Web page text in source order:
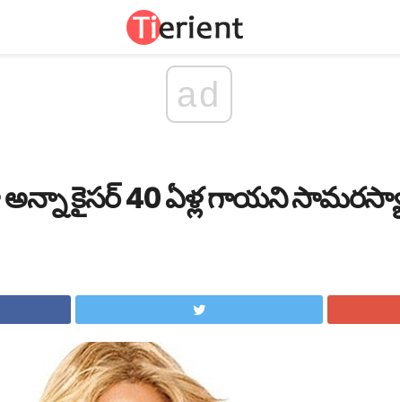
ad
అన్నా కైసర్ 40 ఏళ్ల గాయని